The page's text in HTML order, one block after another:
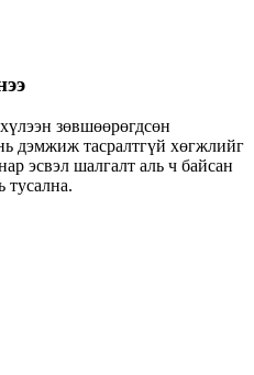
зөвшөөрөгдсөн
дэмжиж тасралтгүй хөгжлийг
эсвэл шалгалт аль ч байсан
тусална.